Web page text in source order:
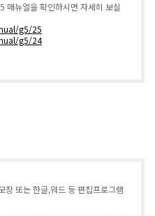
매뉴얼을 확인하시면 자세히 보실
g5/25
g5/24
장 또는 한글,워드 등 편집프로그램